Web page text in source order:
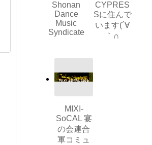
Shonan
Dance
Music
Syndicate
CYPRES
Sに住んで
います(´∀
｀∩
MIXI-
SoCAL 宴
の会連合
軍コミュ